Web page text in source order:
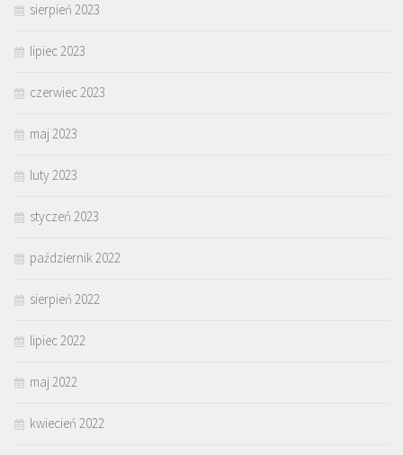
sierpień 2023
lipiec 2023
czerwiec 2023
maj 2023
luty 2023
styczeń 2023
październik 2022
sierpień 2022
lipiec 2022
maj 2022
kwiecień 2022